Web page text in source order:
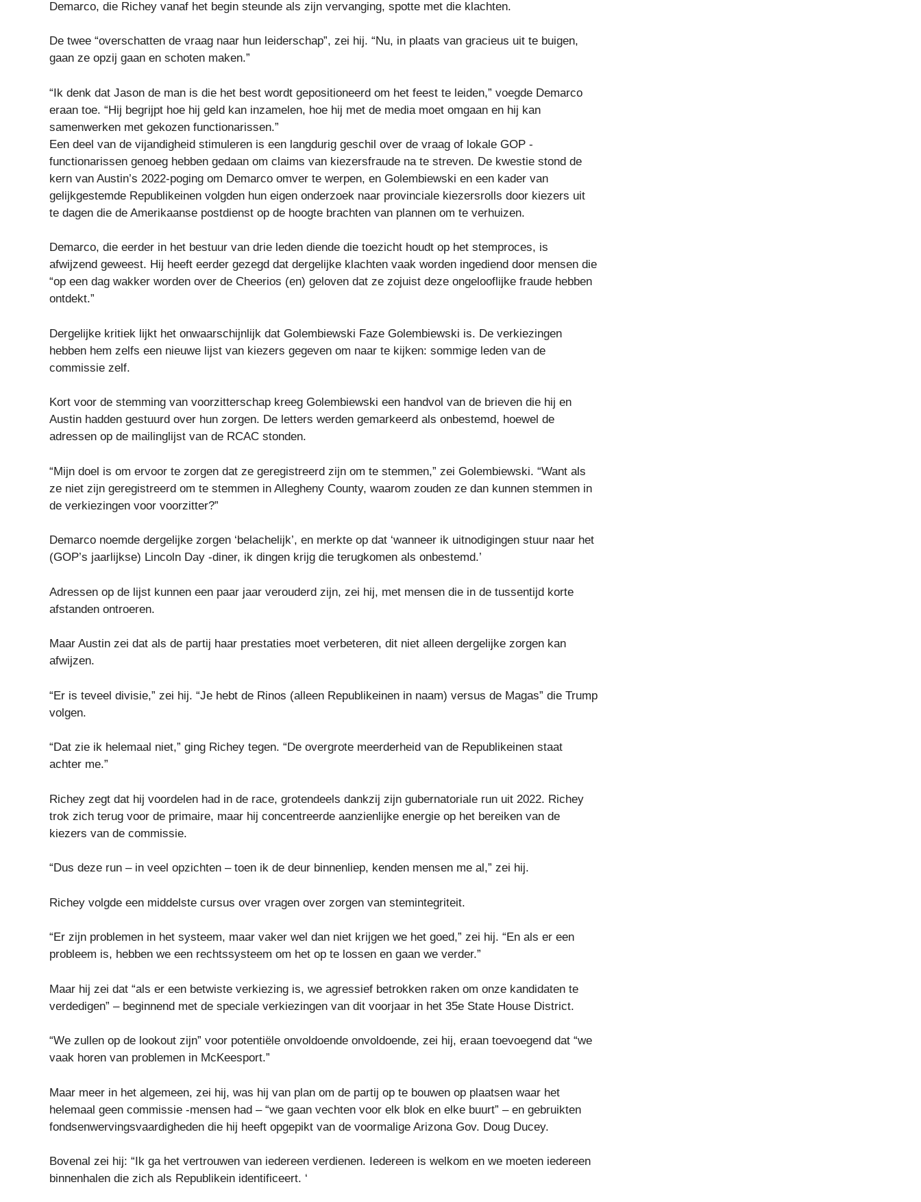
Demarco, die Richey vanaf het begin steunde als zijn vervanging, spotte met die klachten.
De twee “overschatten de vraag naar hun leiderschap”, zei hij. “Nu, in plaats van gracieus uit te buigen,
gaan ze opzij gaan en schoten maken.”
“Ik denk dat Jason de man is die het best wordt gepositioneerd om het feest te leiden,” voegde Demarco
eraan toe. “Hij begrijpt hoe hij geld kan inzamelen, hoe hij met de media moet omgaan en hij kan
samenwerken met gekozen functionarissen.”
Een deel van de vijandigheid stimuleren is een langdurig geschil over de vraag of lokale GOP -
functionarissen genoeg hebben gedaan om claims van kiezersfraude na te streven. De kwestie stond de
kern van Austin’s 2022-poging om Demarco omver te werpen, en Golembiewski en een kader van
gelijkgestemde Republikeinen volgden hun eigen onderzoek naar provinciale kiezersrolls door kiezers uit
te dagen die de Amerikaanse postdienst op de hoogte brachten van plannen om te verhuizen.
Demarco, die eerder in het bestuur van drie leden diende die toezicht houdt op het stemproces, is
afwijzend geweest. Hij heeft eerder gezegd dat dergelijke klachten vaak worden ingediend door mensen die
“op een dag wakker worden over de Cheerios (en) geloven dat ze zojuist deze ongelooflijke fraude hebben
ontdekt.”
Dergelijke kritiek lijkt het onwaarschijnlijk dat Golembiewski Faze Golembiewski is. De verkiezingen
hebben hem zelfs een nieuwe lijst van kiezers gegeven om naar te kijken: sommige leden van de
commissie zelf.
Kort voor de stemming van voorzitterschap kreeg Golembiewski een handvol van de brieven die hij en
Austin hadden gestuurd over hun zorgen. De letters werden gemarkeerd als onbestemd, hoewel de
adressen op de mailinglijst van de RCAC stonden.
“Mijn doel is om ervoor te zorgen dat ze geregistreerd zijn om te stemmen,” zei Golembiewski. “Want als
ze niet zijn geregistreerd om te stemmen in Allegheny County, waarom zouden ze dan kunnen stemmen in
de verkiezingen voor voorzitter?”
Demarco noemde dergelijke zorgen ‘belachelijk’, en merkte op dat ‘wanneer ik uitnodigingen stuur naar het
(GOP’s jaarlijkse) Lincoln Day -diner, ik dingen krijg die terugkomen als onbestemd.’
Adressen op de lijst kunnen een paar jaar verouderd zijn, zei hij, met mensen die in de tussentijd korte
afstanden ontroeren.
Maar Austin zei dat als de partij haar prestaties moet verbeteren, dit niet alleen dergelijke zorgen kan
afwijzen.
“Er is teveel divisie,” zei hij. “Je hebt de Rinos (alleen Republikeinen in naam) versus de Magas” die Trump
volgen.
“Dat zie ik helemaal niet,” ging Richey tegen. “De overgrote meerderheid van de Republikeinen staat
achter me.”
Richey zegt dat hij voordelen had in de race, grotendeels dankzij zijn gubernatoriale run uit 2022. Richey
trok zich terug voor de primaire, maar hij concentreerde aanzienlijke energie op het bereiken van de
kiezers van de commissie.
“Dus deze run – in veel opzichten – toen ik de deur binnenliep, kenden mensen me al,” zei hij.
Richey volgde een middelste cursus over vragen over zorgen van stemintegriteit.
“Er zijn problemen in het systeem, maar vaker wel dan niet krijgen we het goed,” zei hij. “En als er een
probleem is, hebben we een rechtssysteem om het op te lossen en gaan we verder.”
Maar hij zei dat “als er een betwiste verkiezing is, we agressief betrokken raken om onze kandidaten te
verdedigen” – beginnend met de speciale verkiezingen van dit voorjaar in het 35e State House District.
“We zullen op de lookout zijn” voor potentiële onvoldoende onvoldoende, zei hij, eraan toevoegend dat “we
vaak horen van problemen in McKeesport.”
Maar meer in het algemeen, zei hij, was hij van plan om de partij op te bouwen op plaatsen waar het
helemaal geen commissie -mensen had – “we gaan vechten voor elk blok en elke buurt” – en gebruikten
fondsenwervingsvaardigheden die hij heeft opgepikt van de voormalige Arizona Gov. Doug Ducey.
Bovenal zei hij: “Ik ga het vertrouwen van iedereen verdienen. Iedereen is welkom en we moeten iedereen
binnenhalen die zich als Republikein identificeert. ‘